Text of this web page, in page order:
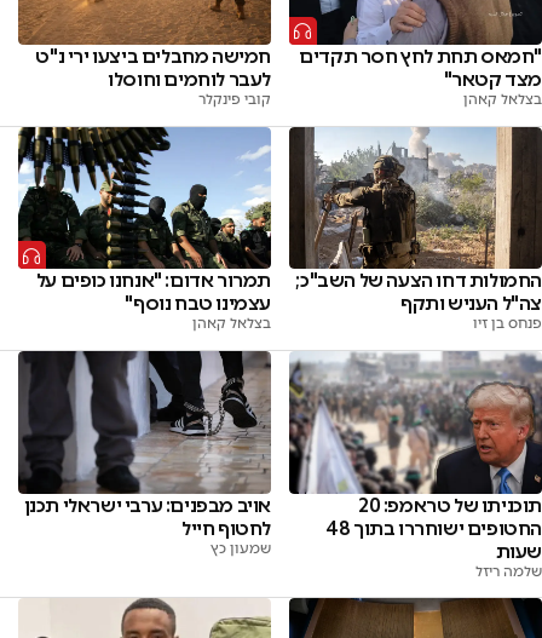
"חמאס תחת לחץ חסר תקדים
מצד קטאר"
בצלאל קאהן
חמישה מחבלים ביצעו ירי נ"ט
לעבר לוחמים וחוסלו
קובי פינקלר
החמולות דחו הצעה של השב"כ;
צה"ל העניש ותקף
פנחס בן זיו
תמרור אדום: "אנחנו כופים על
עצמינו טבח נוסף"
בצלאל קאהן
תוכניתו של טראמפ: 20
החטופים ישוחררו בתוך 48
שעות
שלמה ריזל
אויב מבפנים: ערבי ישראלי תכנן
לחטוף חייל
שמעון כץ